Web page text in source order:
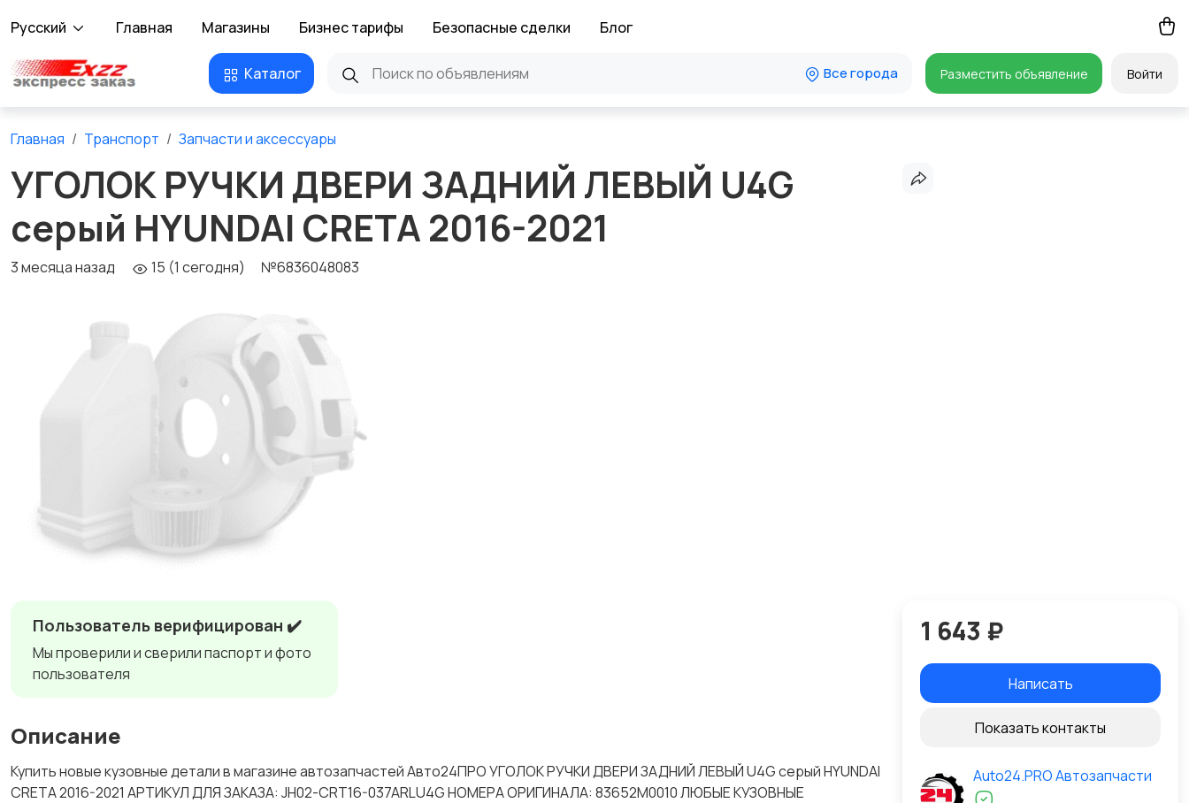
Русский Главная Магазины Бизнес тарифы Безопасные сделки Блог
Каталог Все города Разместить объявление Войти
Главная Транспорт Запчасти и аксессуары
УГОЛОК РУЧКИ ДВЕРИ ЗАДНИЙ ЛЕВЫЙ U4G
серый HYUNDAI CRETA 2016-2021
3 месяца назад 15 (1 сегодня) №6836048083
Пользователь верифицирован ✔️
Мы проверили и сверили паспорт и фото
пользователя
Описание
Купить новые кузовные детали в магазине автозапчастей Авто24ПРО УГОЛОК РУЧКИ ДВЕРИ ЗАДНИЙ ЛЕВЫЙ U4G серый HYUNDAI
CRETA 2016-2021 АРТИКУЛ ДЛЯ ЗАКАЗА: JH02-CRT16-037ARLU4G НОМЕРА ОРИГИНАЛА: 83652M0010 ЛЮБЫЕ КУЗОВНЫЕ
1 643 ₽
Написать
Показать контакты
Auto24.PRO Автозапчасти